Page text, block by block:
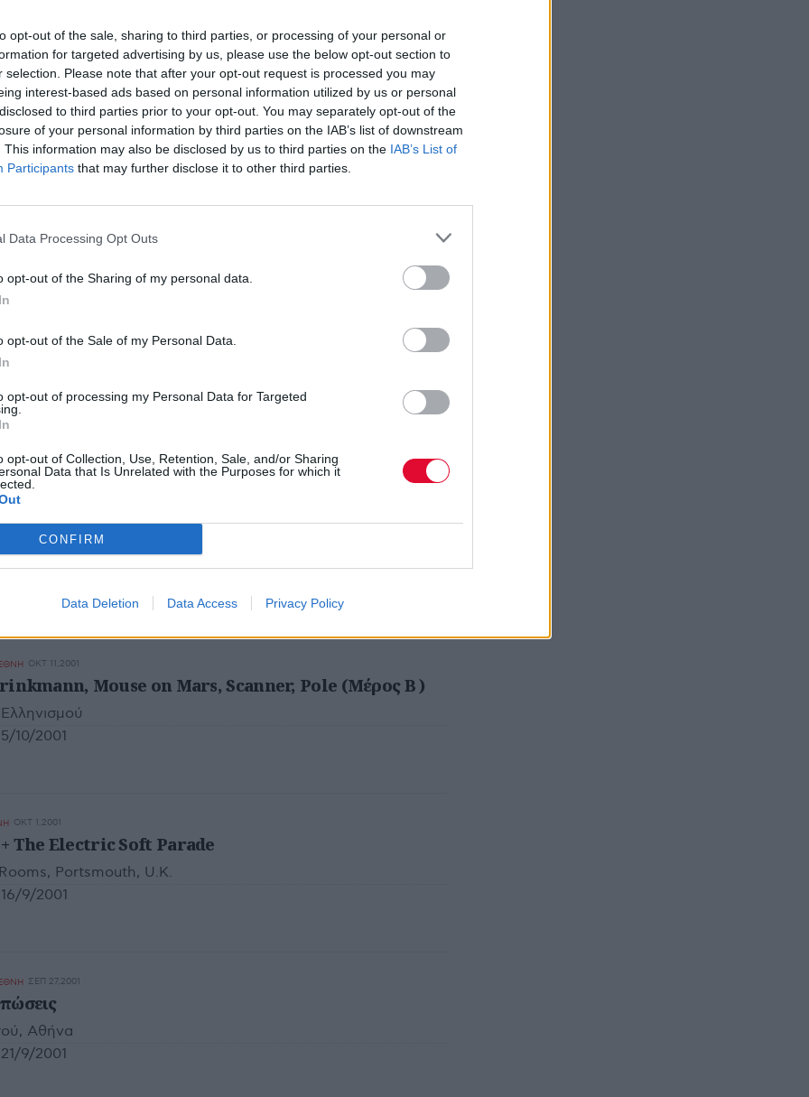
opt-out of the sale, sharing to third parties, or processing of your personal or
for targeted advertising by us, please use the below opt-out section to
selection. Please note that after your opt-out request is processed you may
interest-based ads based on personal information utilized by us or personal
to third parties prior to your opt-out. You may separately opt-out of the
of your personal information by third parties on the IAB’s list of downstream
This information may also be disclosed by us to third parties on the IAB’s List of
Participants that may further disclose it to other third parties.
Data Processing Opt Outs
opt-out of the Sharing of my personal data.
opt-out of the Sale of my Personal Data.
opt-out of processing my Personal Data for Targeted
opt-out of Collection, Use, Retention, Sale, and/or Sharing
Data that Is Unrelated with the Purposes for which it
CONFIRM
Data Deletion Data Access Privacy Policy
Portsmout
26/9/2001
ΟΚΤ 22,2001
Portsmouth, U.K.
12/9/2001
Mouse on Mars, Scanner, Pole (Μέρος Α)
ΟΚΤ 11,2001
Mouse on Mars, Scanner, Pole (Μέρος B )
5/10/2001
ΟΚΤ 1,2001
The Electric Soft Parade
Portsmouth, U.K.
16/9/2001
ΣΕΠ 27,2001
Αθήνα
21/9/2001